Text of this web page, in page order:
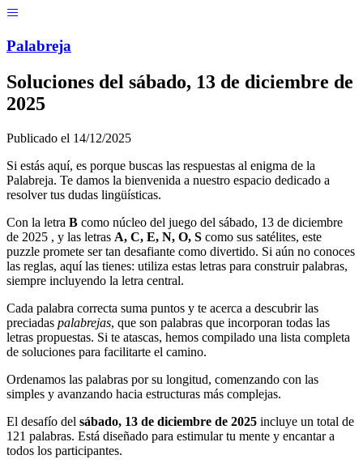
Palabreja
Soluciones del sábado, 13 de diciembre de
2025
Publicado el 14/12/2025
Si estás aquí, es porque buscas las respuestas al enigma de la
Palabreja. Te damos la bienvenida a nuestro espacio dedicado a
resolver tus dudas lingüísticas.
Con la letra B como núcleo del juego del sábado, 13 de diciembre
de 2025 , y las letras A, C, E, N, O, S como sus satélites, este
puzzle promete ser tan desafiante como divertido. Si aún no conoces
las reglas, aquí las tienes: utiliza estas letras para construir palabras,
siempre incluyendo la letra central.
Cada palabra correcta suma puntos y te acerca a descubrir las
preciadas palabrejas, que son palabras que incorporan todas las
letras propuestas. Si te atascas, hemos compilado una lista completa
de soluciones para facilitarte el camino.
Ordenamos las palabras por su longitud, comenzando con las
simples y avanzando hacia estructuras más complejas.
El desafío del sábado, 13 de diciembre de 2025 incluye un total de
121 palabras. Está diseñado para estimular tu mente y encantar a
todos los participantes.